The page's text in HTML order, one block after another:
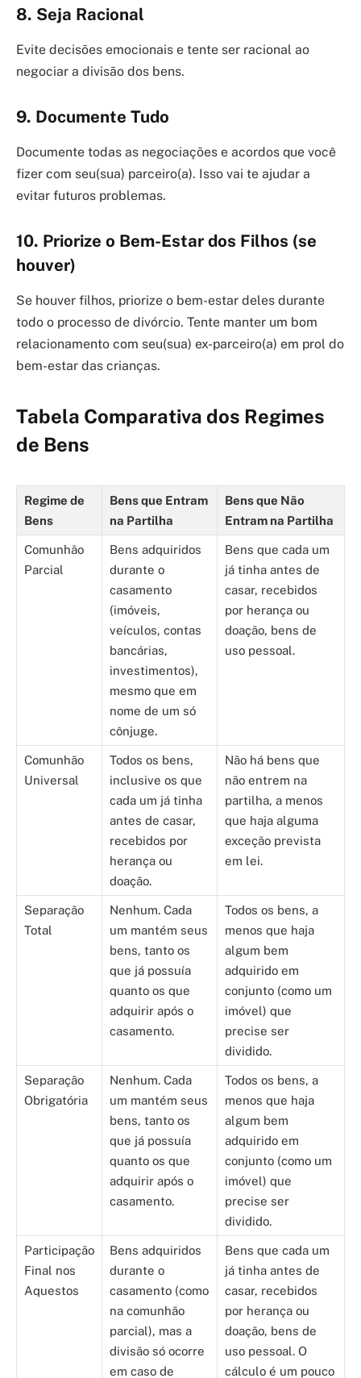
8. Seja Racional
Evite decisões emocionais e tente ser racional ao
negociar a divisão dos bens.
9. Documente Tudo
Documente todas as negociações e acordos que você
fizer com seu(sua) parceiro(a). Isso vai te ajudar a
evitar futuros problemas.
10. Priorize o Bem-Estar dos Filhos (se
houver)
Se houver filhos, priorize o bem-estar deles durante
todo o processo de divórcio. Tente manter um bom
relacionamento com seu(sua) ex-parceiro(a) em prol do
bem-estar das crianças.
Tabela Comparativa dos Regimes
de Bens
Regime de
Bens
Bens que Entram
na Partilha
Bens que Não
Entram na Partilha
Comunhão
Parcial
Bens adquiridos
durante o
casamento
(imóveis,
veículos, contas
bancárias,
investimentos),
mesmo que em
nome de um só
cônjuge.
Bens que cada um
já tinha antes de
casar, recebidos
por herança ou
doação, bens de
uso pessoal.
Comunhão
Universal
Todos os bens,
inclusive os que
cada um já tinha
antes de casar,
recebidos por
herança ou
doação.
Não há bens que
não entrem na
partilha, a menos
que haja alguma
exceção prevista
em lei.
Separação
Total
Nenhum. Cada
um mantém seus
bens, tanto os
que já possuía
quanto os que
adquirir após o
casamento.
Todos os bens, a
menos que haja
algum bem
adquirido em
conjunto (como um
imóvel) que
precise ser
dividido.
Separação
Obrigatória
Nenhum. Cada
um mantém seus
bens, tanto os
que já possuía
quanto os que
adquirir após o
casamento.
Todos os bens, a
menos que haja
algum bem
adquirido em
conjunto (como um
imóvel) que
precise ser
dividido.
Participação
Final nos
Aquestos
Bens adquiridos
durante o
casamento (como
na comunhão
parcial), mas a
divisão só ocorre
em caso de
Bens que cada um
já tinha antes de
casar, recebidos
por herança ou
doação, bens de
uso pessoal. O
cálculo é um pouco